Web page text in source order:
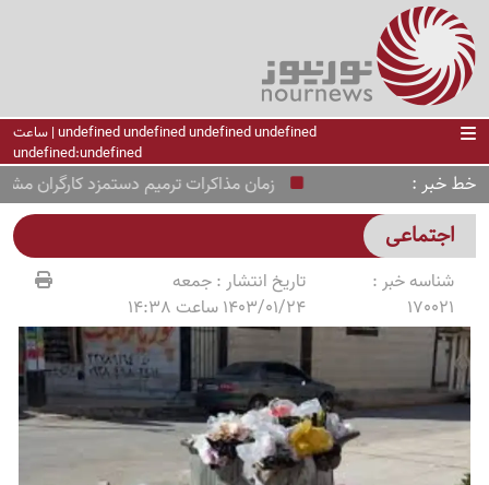
undefined undefined undefined undefined | ساعت
undefined:undefined
خط خبر زمان مذاکرات ترمیم دستمزد کارگران
اجتماعی
شناسه خبر :
170021
تاریخ انتشار :جمعه
1403/01/24 ساعت 14:38